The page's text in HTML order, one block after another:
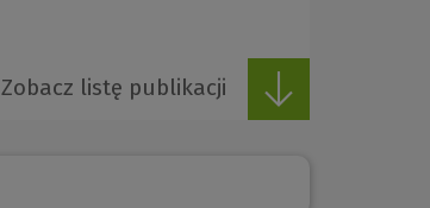
Zobacz listę publikacji